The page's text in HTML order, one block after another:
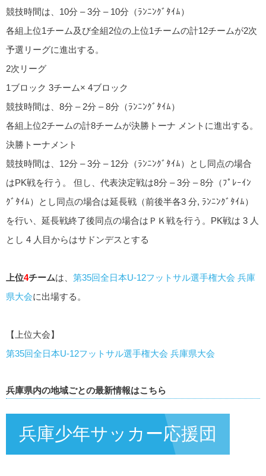
競技時間は、10分 – 3分 – 10分（ﾗﾝﾆﾝｸﾞﾀｲﾑ）
各組上位1チーム及び全組2位の上位1チームの計12チームが2次
予選リーグに進出する。
2次リーグ
1ブロック 3チーム× 4ブロック
競技時間は、8分 – 2分 – 8分（ﾗﾝﾆﾝｸﾞﾀｲﾑ）
各組上位2チームの計8チームが決勝トーナ メントに進出する。
決勝トーナメント
競技時間は、12分 – 3分 – 12分（ﾗﾝﾆﾝｸﾞﾀｲﾑ）とし同点の場合
はPK戦を行う。 但し、代表決定戦は8分 – 3分 – 8分（ﾌﾟﾚｰｲﾝ
ｸﾞﾀｲﾑ）とし同点の場合は延長戦（前後半各3 分, ﾗﾝﾆﾝｸﾞﾀｲﾑ）
を行い、延長戦終了後同点の場合はＰＫ戦を行う。PK戦は 3 人
とし 4 人目からはサドンデスとする
上位4チームは、 第35回全日本U-12フットサル選手権大会 兵庫
県大会に出場する。
【上位大会】
第35回全日本U-12フットサル選手権大会 兵庫県大会
兵庫県内の地域ごとの最新情報はこちら
兵庫少年サッカー応援団